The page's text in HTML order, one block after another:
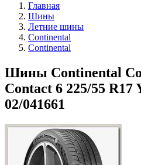
Главная
Шины
Летние шины
Continental
Continental
Шины Continental
Contact 6 225/55 R17
02/041661